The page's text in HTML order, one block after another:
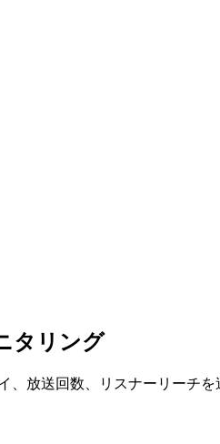
タリング
放送回数、リスナーリーチを